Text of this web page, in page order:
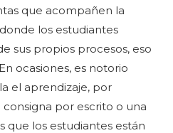
que acompañen la
los estudiantes
sus propios procesos, eso
ocasiones, es notorio
el aprendizaje, por
por escrito o una
que los estudiantes están